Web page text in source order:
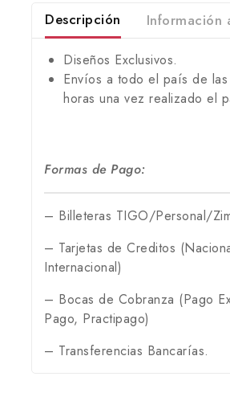
Descripción Información
Diseños Exclusivos.
Envíos a todo el país de
horas una vez realizado el
Formas de Pago:
– Billeteras TIGO/Personal/
– Tarjetas de Creditos
Internacional)
– Bocas de Cobranza (Pago
Pago, Practipago)
– Transferencias Bancarías.